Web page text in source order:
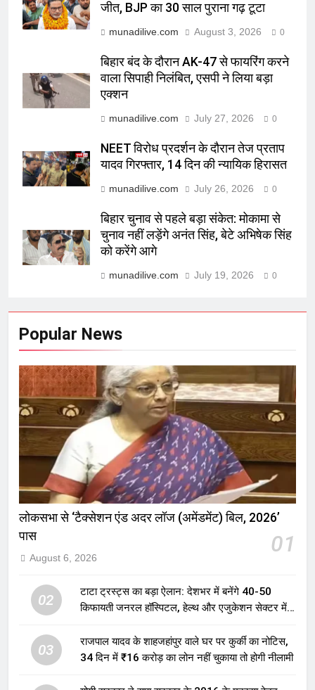
जीत, BJP का 30 साल पुराना गढ़ टूटा
munadilive.com August 3, 2026 0
बिहार बंद के दौरान AK-47 से फायरिंग करने
वाला सिपाही निलंबित, एसपी ने लिया बड़ा
एक्शन
munadilive.com July 27, 2026 0
NEET विरोध प्रदर्शन के दौरान तेज प्रताप
यादव गिरफ्तार, 14 दिन की न्यायिक हिरासत
munadilive.com July 26, 2026 0
बिहार चुनाव से पहले बड़ा संकेत: मोकामा से
चुनाव नहीं लड़ेंगे अनंत सिंह, बेटे अभिषेक सिंह
को करेंगे आगे
munadilive.com July 19, 2026 0
Popular News
लोकसभा से ‘टैक्सेशन एंड अदर लॉज (अमेंडमेंट) बिल, 2026’
पास
01
August 6, 2026
02
टाटा ट्रस्ट्स का बड़ा ऐलान: देशभर में बनेंगे 40-50
किफायती जनरल हॉस्पिटल, हेल्थ और एजुकेशन सेक्टर में
03
राजपाल यादव के शाहजहांपुर वाले घर पर कुर्की का नोटिस,
34 दिन में ₹16 करोड़ का लोन नहीं चुकाया तो होगी नीलामी